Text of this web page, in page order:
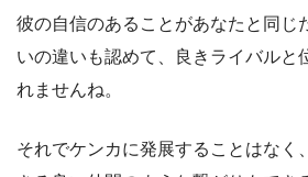
彼の自信のあることがあなたと同じ
いの違いも認めて、良きライバルと
れませんね。
それでケンカに発展することはなく